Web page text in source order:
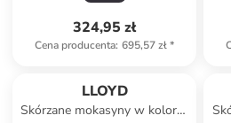
324,95 zł
Cena producenta: 695,57 zł*
LLOYD
Skórzane mokasyny w kolorze